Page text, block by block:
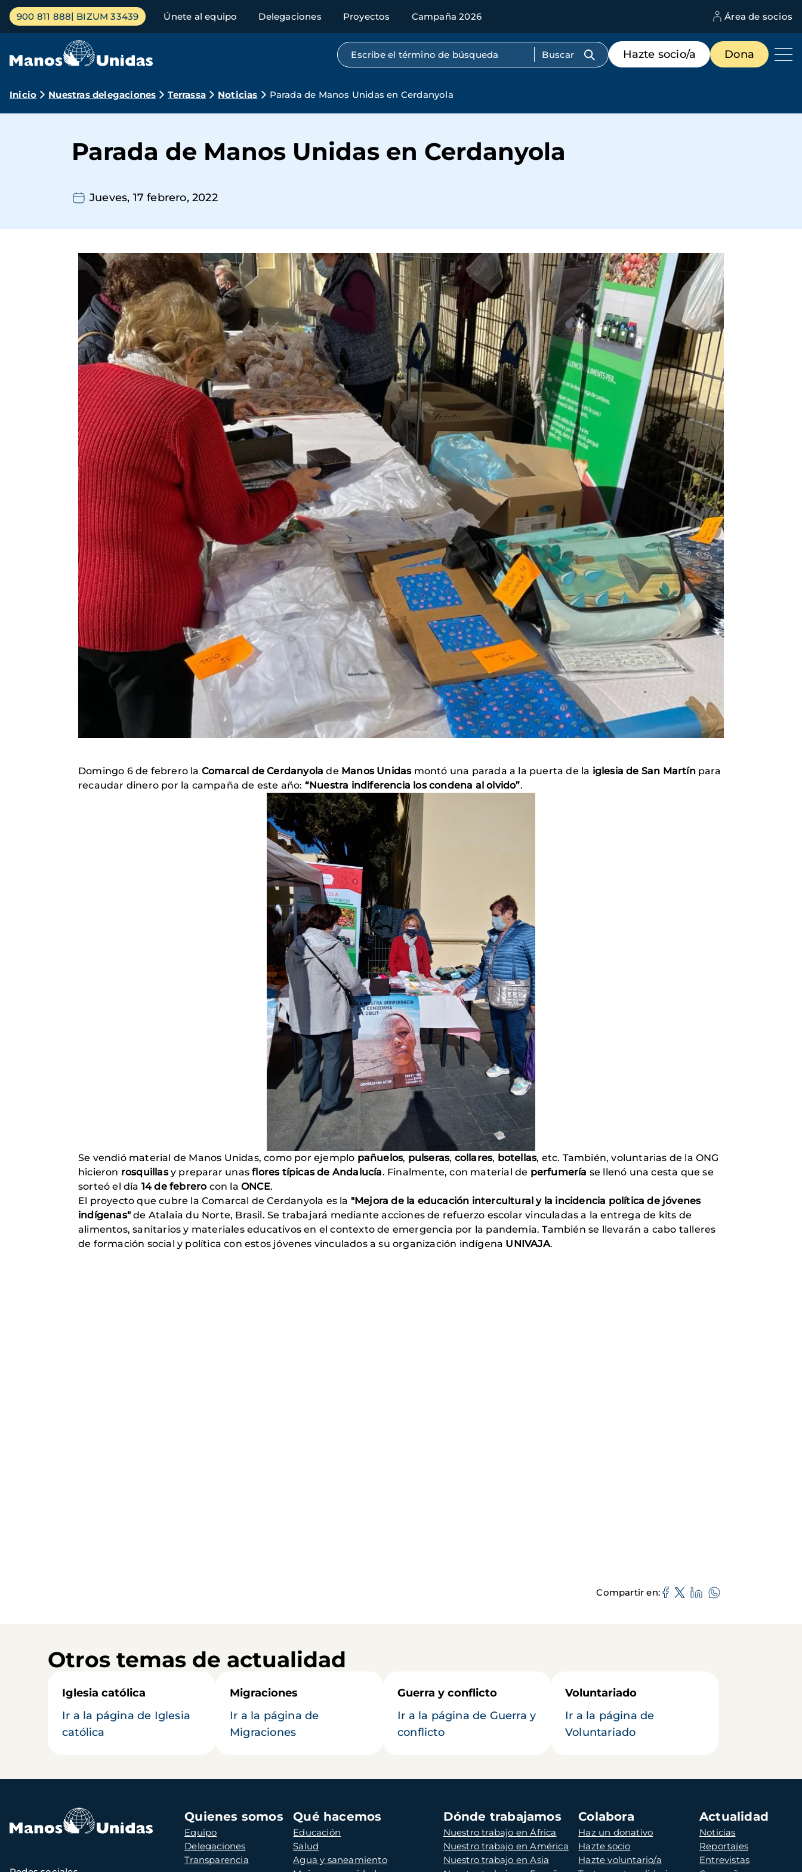
Pasar
contenido
Menú
principal
900 811 888 BIZUM 33439 Únete al equipo Delegaciones Proyectos Campaña 2026 Área de socios
Búsqueda por texto completo
Menú
de
destacados
Hazte socio/a Dona
Ruta
navegación
Inicio Nuestras delegaciones Terrassa Noticias Parada de Manos Unidas en Cerdanyola
Parada de Manos Unidas en Cerdanyola
Jueves, 17 febrero, 2022
Domingo 6 de febrero la Comarcal de Cerdanyola de Manos Unidasmontó una parada a la puerta de la iglesia de San Martínpara
recaudar dinero por la campaña de este año: “Nuestra indiferencia los condena al olvido”.
Se vendió material de Manos Unidas, como por ejemplo pañuelos, pulseras, collares, botellas, etc. También, voluntarias de la ONG
hicieron rosquillasy preparar unasflores típicas de Andalucía. Finalmente, con material de perfumería se llenó una cesta que se
sorteó el día 14 de febrerocon laONCE.
El proyecto que cubre la Comarcal de Cerdanyola es la "Mejora de la educación intercultural y la incidencia política de jóvenes
indígenas" de Atalaia du Norte, Brasil. Se trabajará mediante acciones de refuerzo escolar vinculadas a la entrega de kits de
alimentos, sanitarios y materiales educativos en el contexto de emergencia por la pandemia. También se llevarán a cabo talleres
de formación social y política con estos jóvenes vinculados a su organización indígena UNIVAJA.
Compartir en
Otros temas de actualidad
Iglesia católica
Ir a la página de Iglesia
católica
Migraciones
Ir a la página de
Migraciones
Guerra y conflicto
Ir a la página de Guerra y
conflicto
Voluntariado
Ir a la página de
Voluntariado
Navegación
principal
Quienes somos
Equipo
Delegaciones
Transparencia
Qué hacemos
Educación
Salud
Agua y saneamiento
Dónde trabajamos
Nuestro trabajo en África
Nuestro trabajo en América
Nuestro trabajo en Asia
Colabora
Haz un donativo
Hazte socio
Hazte voluntario/a
Actualidad
Noticias
Reportajes
Entrevistas